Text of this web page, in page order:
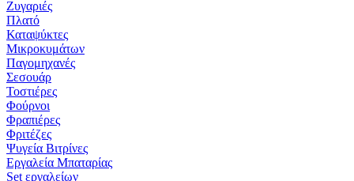
Ζυγαριές
Πλατό
Καταψύκτες
Μικροκυμάτων
Παγομηχανές
Σεσουάρ
Τοστιέρες
Φούρνοι
Φραπιέρες
Φριτέζες
Ψυγεία Βιτρίνες
Εργαλεία Μπαταρίας
Set εργαλείων